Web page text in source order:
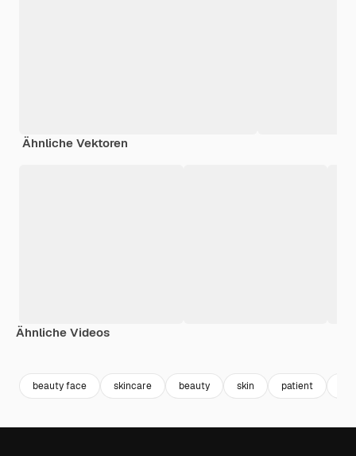
Ähnliche Vektoren
Ähnliche Videos
beauty face skincare beauty skin patient